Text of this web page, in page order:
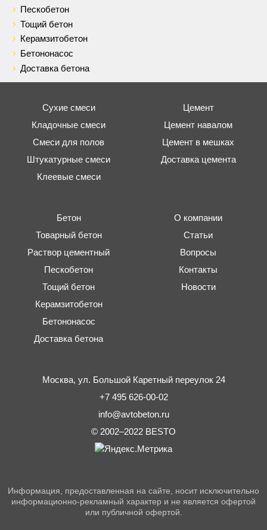
Пескобетон
Тощий бетон
Керамзитобетон
Бетононасос
Доставка бетона
Сухие смеси
Кладочные смеси
Смеси для полов
Штукатурные смеси
Клеевые смеси
Цемент
Цемент навалом
Цемент в мешках
Доставка цемента
Бетон
Товарный бетон
Раствор цементный
Пескобетон
Тощий бетон
Керамзитобетон
Бетононасос
Доставка бетона
О компании
Статьи
Вопросы
Контакты
Новости
Москва, ул. Большой Каретный переулок 24
+7 495 626-00-02
info@avtobeton.ru
© 2002–2022 BESTO
Информация, предоставленная на сайте, носит исключительно
информационно-рекламный характер и не является офертой
или публичной офертой.